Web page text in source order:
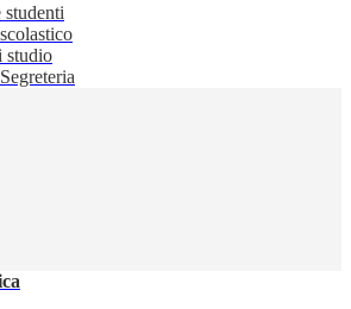
studenti
studio